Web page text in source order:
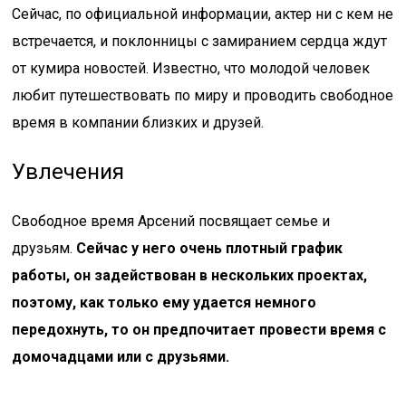
Сейчас, по официальной информации, актер ни с кем не
встречается, и поклонницы с замиранием сердца ждут
от кумира новостей. Известно, что молодой человек
любит путешествовать по миру и проводить свободное
время в компании близких и друзей.
Увлечения
Свободное время Арсений посвящает семье и
друзьям. Сейчас у него очень плотный график
работы, он задействован в нескольких проектах,
поэтому, как только ему удается немного
передохнуть, то он предпочитает провести время с
домочадцами или с друзьями.